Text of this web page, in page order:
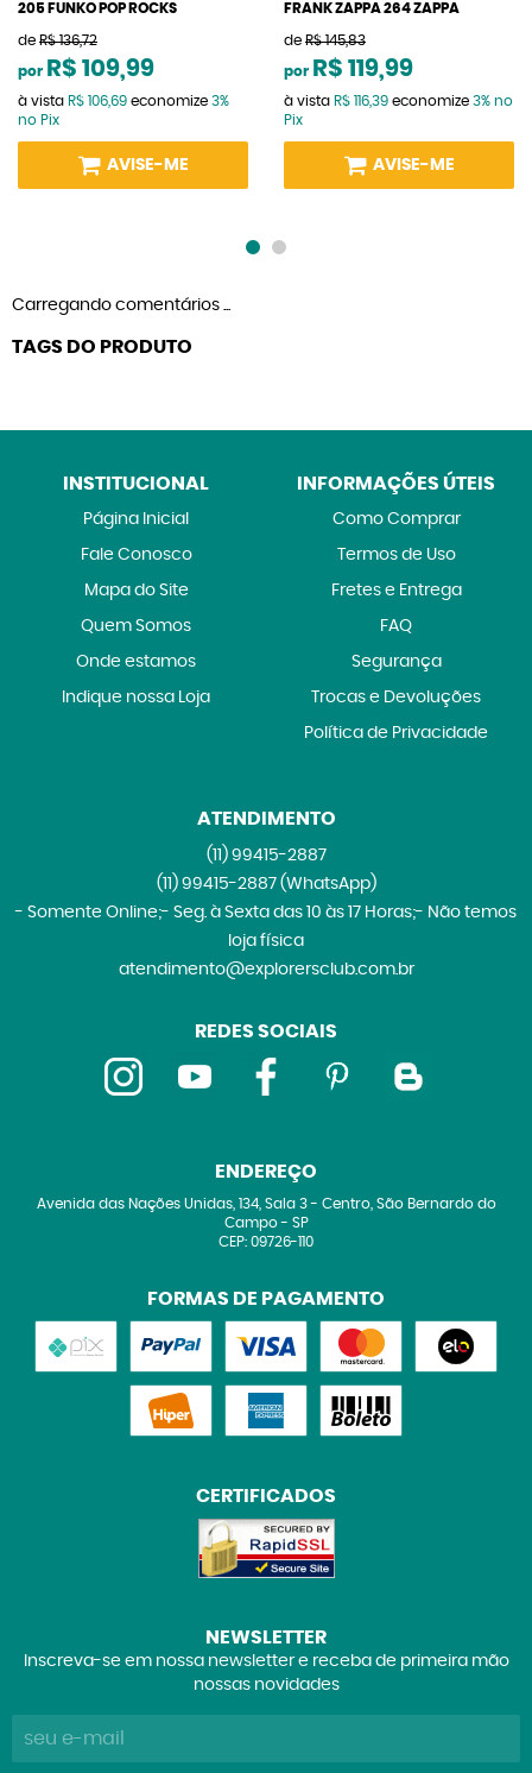
205 FUNKO POP ROCKS
de R$ 136,72
por R$ 109,99
à vista R$ 106,69 economize 3%
no Pix
AVISE-ME
FRANK ZAPPA 264 ZAPPA
de R$ 145,83
por R$ 119,99
à vista R$ 116,39 economize 3% no
Pix
AVISE-ME
Carregando comentários ...
TAGS DO PRODUTO
INSTITUCIONAL
Página Inicial
Fale Conosco
Mapa do Site
Quem Somos
Onde estamos
Indique nossa Loja
INFORMAÇÕES ÚTEIS
Como Comprar
Termos de Uso
Fretes e Entrega
FAQ
Segurança
Trocas e Devoluções
Política de Privacidade
ATENDIMENTO
(11)99415-2887
(11)99415-2887 (WhatsApp)
- Somente Online;- Seg. à Sexta das 10 às 17 Horas;- Não temos
loja física
atendimento@explorersclub.com.br
REDES SOCIAIS
ENDEREÇO
Avenida das Nações Unidas, 134, Sala 3- Centro, São Bernardo do
Campo- SP
CEP: 09726-110
FORMAS DE PAGAMENTO
CERTIFICADOS
NEWSLETTER
Inscreva-se em nossa newsletter e receba de primeira mão
nossas novidades